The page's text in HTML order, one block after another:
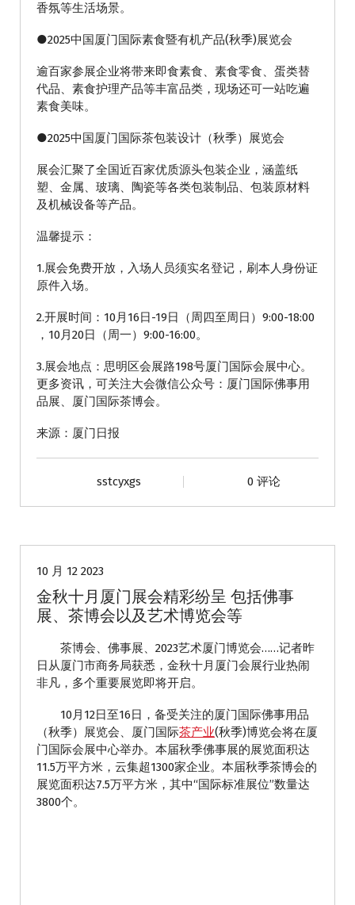
香氛等生活场景。
●2025中国厦门国际素食暨有机产品(秋季)展览会
逾百家参展企业将带来即食素食、素食零食、蛋类替
代品、素食护理产品等丰富品类，现场还可一站吃遍
素食美味。
●2025中国厦门国际茶包装设计（秋季）展览会
展会汇聚了全国近百家优质源头包装企业，涵盖纸
塑、金属、玻璃、陶瓷等各类包装制品、包装原材料
及机械设备等产品。
温馨提示：
1.展会免费开放，入场人员须实名登记，刷本人身份证
原件入场。
2.开展时间：10月16日-19日（周四至周日）9:00-18:00
，10月20日（周一）9:00-16:00。
3.展会地点：思明区会展路198号厦门国际会展中心。
更多资讯，可关注大会微信公众号：厦门国际佛事用
品展、厦门国际茶博会。
来源：厦门日报
sstcyxgs 0 评论
10 月 12 2023
金秋十月厦门展会精彩纷呈 包括佛事
展、茶博会以及艺术博览会等
茶博会、佛事展、2023艺术厦门博览会……记者昨
日从厦门市商务局获悉，金秋十月厦门会展行业热闹
非凡，多个重要展览即将开启。
10月12日至16日，备受关注的厦门国际佛事用品
（秋季）展览会、厦门国际茶产业(秋季)博览会将在厦
门国际会展中心举办。本届秋季佛事展的展览面积达
11.5万平方米，云集超1300家企业。本届秋季茶博会的
展览面积达7.5万平方米，其中“国际标准展位”数量达
3800个。